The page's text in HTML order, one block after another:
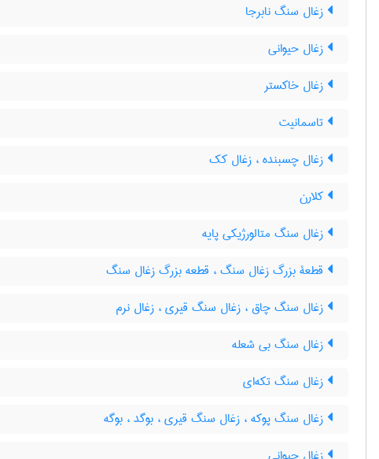
زغال سنگ نابرجا
زغال حیوانی
زغال خاکستر
تاسمانیت
زغال چسبنده ، زغال کک
کلارن
زغال سنگ متالورژیکی پایه
قطعۀ بزرگ زغال سنگ ، قطعه بزرگ زغال سنگ
زغال سنگ چاق ، زغال سنگ قیری ، زغال نرم
زغال سنگ بی شعله
زغال سنگ تکه‌ای
زغال سنگ پوکه ، زغال سنگ قیری ، بوگد ، بوگه